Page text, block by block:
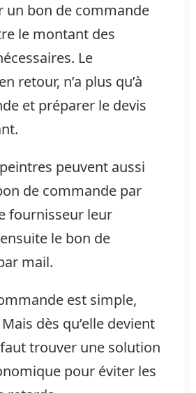
un bon de commande
le montant des
Le
retour, n’a plus qu’à
et préparer le devis
peuvent aussi
de commande par
fournisseur leur
le bon de
mail.
est simple,
dès qu’elle devient
trouver une solution
pour éviter les